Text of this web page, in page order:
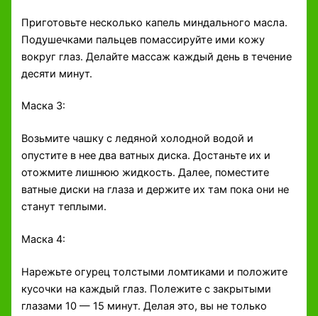
Приготовьте несколько капель миндального масла.
Подушечками пальцев помассируйте ими кожу
вокруг глаз. Делайте массаж каждый день в течение
десяти минут.
Маска 3:
Возьмите чашку с ледяной холодной водой и
опустите в нее два ватных диска. Достаньте их и
отожмите лишнюю жидкость. Далее, поместите
ватные диски на глаза и держите их там пока они не
станут теплыми.
Маска 4:
Нарежьте огурец толстыми ломтиками и положите
кусочки на каждый глаз. Полежите с закрытыми
глазами 10 — 15 минут. Делая это, вы не только